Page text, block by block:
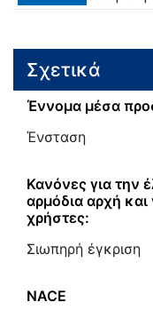
Σχετικά
Έννομα μέσα
Ένσταση
Κανόνες για την
αρμόδια αρχή και
χρήστες:
Σιωπηρή έγκριση
NACE